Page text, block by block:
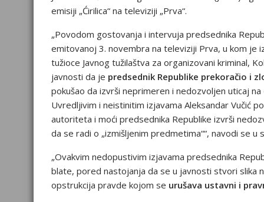
emisiji „Ćirilica“ na televiziji „Prva“.
„Povodom gostovanja i intervuja predsednika
emitovanoj 3. novembra na televiziji Prva, u kom je
tužioce Javnog tužilaštva za organizovani kriminal,
javnosti da je predsednik Republike prekoračio i
pokušao da izvrši neprimeren i nedozvoljen uticaj
Uvredljivim i neistinitim izjavama Aleksandar Vučić
autoriteta i moći predsednika Republike izvrši
da se radi o „izmišljenim predmetima““, navodi se u
„Ovakvim nedopustivim izjavama predsednika
blate, pored nastojanja da se u javnosti stvori slika
opstrukcija pravde kojom se urušava ustavni i